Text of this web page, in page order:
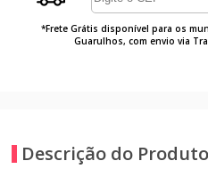
*Frete Grátis disponível para os
Guarulhos, com envio via
Descrição do Produto